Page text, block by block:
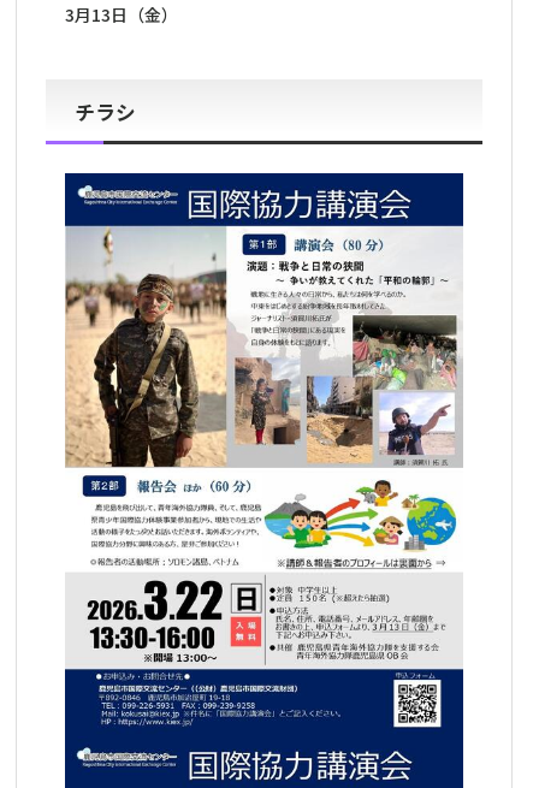
3月13日（金）
チラシ